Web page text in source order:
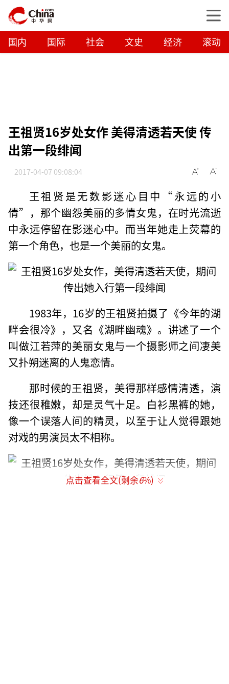
国内 国际 社会 文史 经济 滚动
王祖贤16岁处女作 美得清透若天使 传
出第一段绯闻
2017-04-07 09:08:04
王祖贤是无数影迷心目中“永远的小
倩”，那个幽怨美丽的多情女鬼，在时光流逝
中永远停留在影迷心中。而当年她走上荧幕的
第一个角色，也是一个美丽的女鬼。
1983年，16岁的王祖贤拍摄了《今年的湖
畔会很冷》，又名《湖畔幽魂》。讲述了一个
叫做江若萍的美丽女鬼与一个摄影师之间凄美
又扑朔迷离的人鬼恋情。
那时候的王祖贤，美得那样感情清透，演
技还很稚嫩，却是灵气十足。白衫黑裤的她，
像一个误落人间的精灵，以至于让人觉得跟她
对戏的男演员太不相称。
点击查看全文(剩余6%)